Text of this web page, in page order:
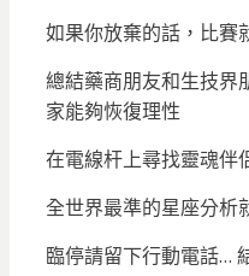
如果你放棄的話，比賽
總結藥商朋友和生技界
家能夠恢復理性
在電線杆上尋找靈魂伴
全世界最準的星座分析
臨停請留下行動電話…